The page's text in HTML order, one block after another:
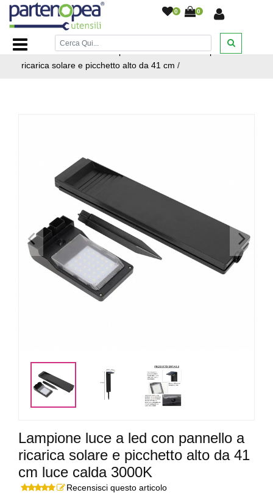
0 0
Home Page/ILLUMINAZIONE LED/FARI E PROIETTORI
LED DA ESTERNO/Lampioncino luce a led con pannello a
ricarica solare e picchetto alto da 41 cm /
< >
Lampione luce a led con pannello a
ricarica solare e picchetto alto da 41
cm luce calda 3000K
Recensisci questo articolo